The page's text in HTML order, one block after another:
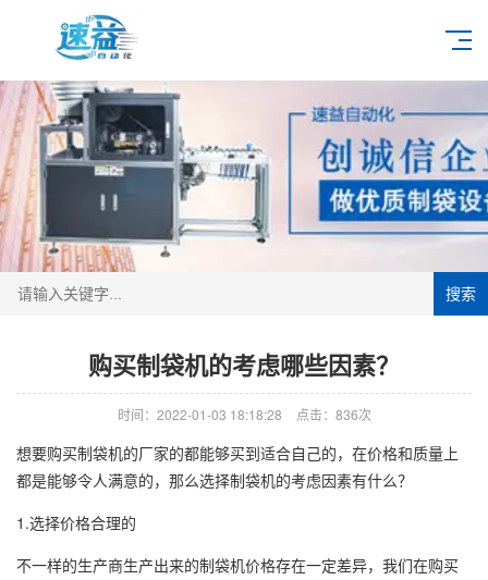
搜索
购买制袋机的考虑哪些因素？
时间：2022-01-03 18:18:28 点击：836次
想要购买制袋机的厂家的都能够买到适合自己的，在价格和质量上
都是能够令人满意的，那么选择制袋机的考虑因素有什么？
1.选择价格合理的
不一样的生产商生产出来的制袋机价格存在一定差异，我们在购买